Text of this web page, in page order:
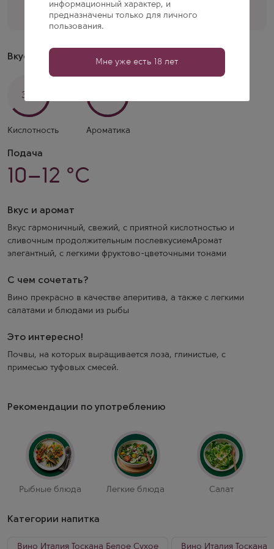
Перезвоните мне
Рекомендации по употреблению
Рыбные блюда Легкие блюда Салат
Подача
10–12 °C
Вкус и аромат
Вкус гармоничный, свежий, с приятной кислотностью и
сливочным продолжительным послевкусиемАромат
элегантный, с легкими фруктово-цветочными тонами
С чем сочетать?
Вино прекрасно в качестве аперитива, а также с легкими
салатами и блюдами из рыбы
Это интересно!
Почвы, на которых выращивается лоза, глинистые, с
примесью туфовых смесей.
Категории напитка
Вино Италия Тоскана Белое Сухое Вино Италия Тоскана
Вкусовые свойства
3/5
Кислотность Ароматика
информационный характер, и
предназначены только для личного
пользования.
Мне уже есть 18 лет